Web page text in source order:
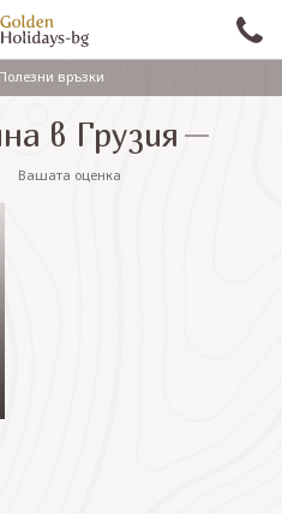
Полезни връзки
в Грузия
Вашата оценка